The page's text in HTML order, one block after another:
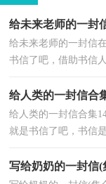
给未来老师的一封
给未来老师的一封信
书信了吧，借助书信
给人类的一封信合
给人类的一封信合集
就是书信了吧，书信
写给奶奶的一封信(